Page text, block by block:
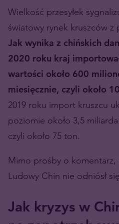
Wielkość przesyłek
światowy rynek kruszców z
Jak wynika z chińskich
2020 roku kraj
wartości około 600
miesięcznie, czyli około
2019 roku import kruszcu
poziomie około 3,5
czyli około 75 ton.
Mimo prośby o
Ludowy Chin nie odniósł
Jak kryzys w